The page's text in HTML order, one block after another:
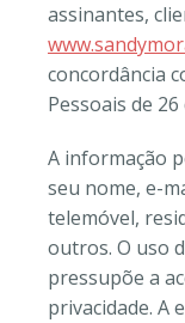
assinantes,
concordância
Pessoais de
A informação
seu nome, e-
telemóvel,
outros. O uso
pressupõe a
privacidade. A